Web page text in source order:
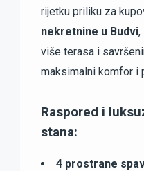
rijetku priliku za
nekretnine u Budvi,
više terasa i
maksimalni komfor i
Raspored i
stana:
4 prostrane